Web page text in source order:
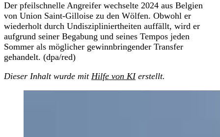
Der pfeilschnelle Angreifer wechselte 2024 aus Belgien
von Union Saint-Gilloise zu den Wölfen. Obwohl er
wiederholt durch Undiszipliniertheiten auffällt, wird er
aufgrund seiner Begabung und seines Tempos jeden
Sommer als möglicher gewinnbringender Transfer
gehandelt. (dpa/red)
Dieser Inhalt wurde mit Hilfe von KIerstellt.